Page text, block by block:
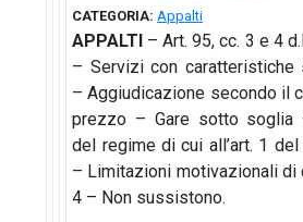
CATEGORIA: Appalti
APPALTI – Art. 95, cc. 3 e 4
– Servizi con caratteristiche
– Aggiudicazione secondo il
prezzo – Gare sotto soglia
del regime di cui all’art. 1
– Limitazioni motivazionali di
4 – Non sussistono.